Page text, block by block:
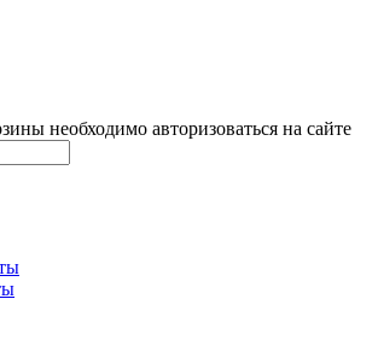
необходимо авторизоваться на сайте